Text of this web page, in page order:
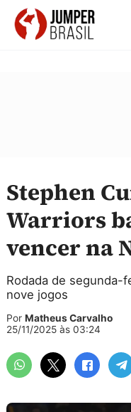
Stephen
Warriors
vencer na
Rodada de segunda-
nove jogos
Por Matheus Carvalho
25/11/2025 às 03:24